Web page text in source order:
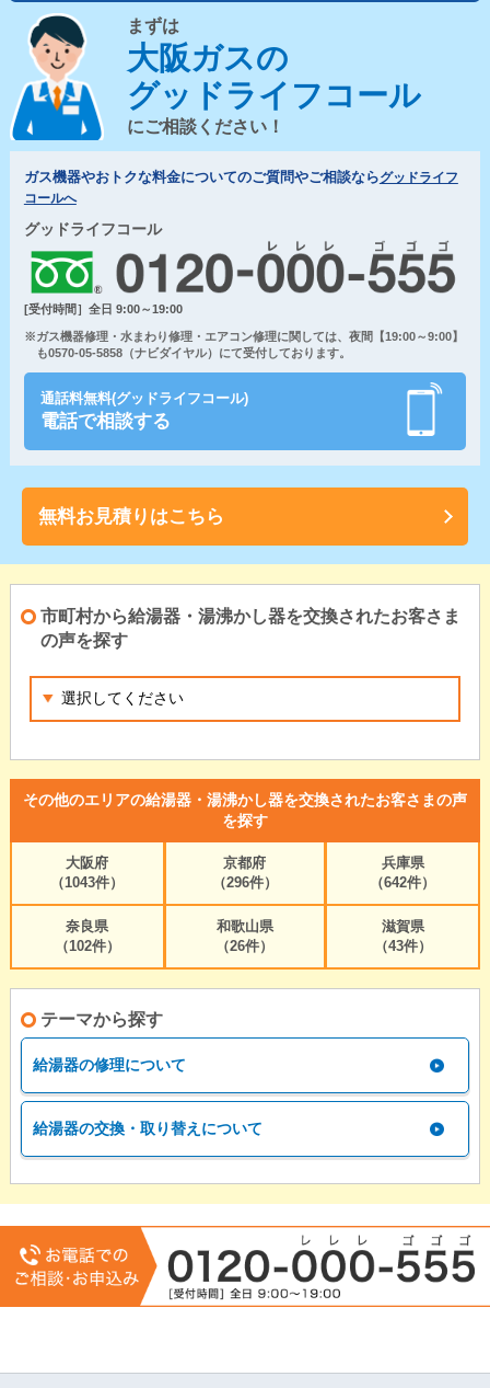
まずは
大阪ガスの
グッドライフコール
にご相談ください！
ガス機器やおトクな料金についてのご質問やご相談ならグッドライフ
コールへ
グッドライフコール
[受付時間］全日 9:00～19:00
※ガス機器修理・水まわり修理・エアコン修理に関しては、夜間【19:00～9:00】
も0570-05-5858（ナビダイヤル）にて受付しております。
通話料無料(グッドライフコール)
電話で相談する
無料お見積りはこちら
市町村から給湯器・湯沸かし器を交換されたお客さま
の声を探す
その他のエリアの給湯器・湯沸かし器を交換されたお客さまの声
を探す
大阪府
（1043件）
京都府
（296件）
兵庫県
（642件）
奈良県
（102件）
和歌山県
（26件）
滋賀県
（43件）
テーマから探す
給湯器の修理について
給湯器の交換・取り替えについて